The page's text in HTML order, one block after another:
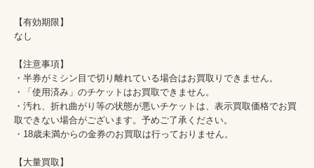
【有効期限】
なし
【注意事項】
・半券がミシン目で切り離れている場合はお買取りできません。
・「使用済み」のチケットはお買取できません。
・汚れ、折れ曲がり等の状態が悪いチケットは、表示買取価格でお買
取できない場合がございます。予めご了承ください。
・18歳未満からの金券のお買取は行っておりません。
【大量買取】